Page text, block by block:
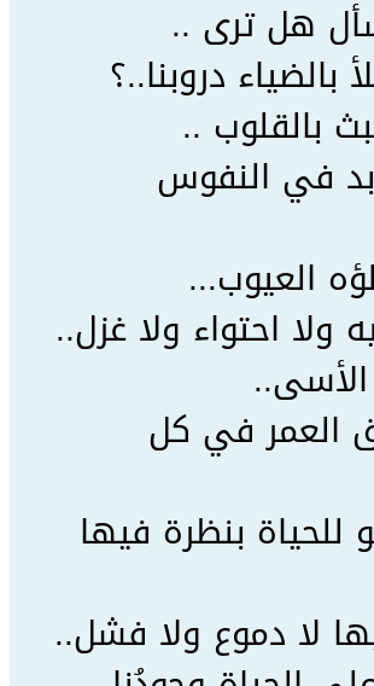
هل ترى ..
بالضياء دروبنا..؟
بالقلوب ..
في النفوس
العيوب...
ولا احتواء ولا غزل..
الأسى..
العمر في كل
للحياة بنظرة فيها
لا دموع ولا فشل..